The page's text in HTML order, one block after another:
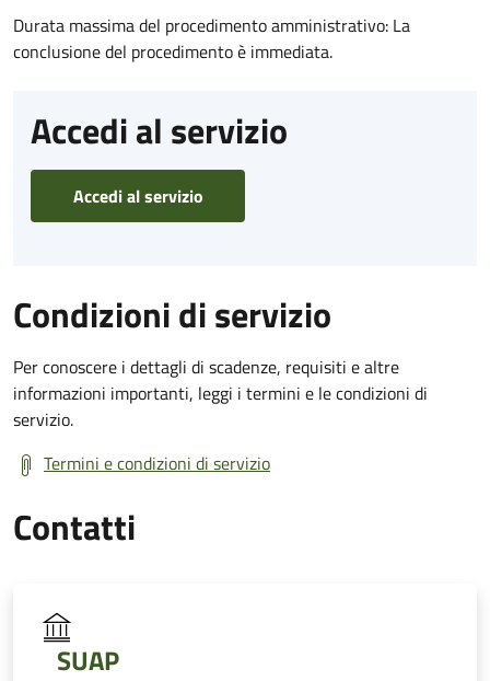
Durata massima del procedimento amministrativo: La
conclusione del procedimento è immediata.
Accedi al servizio
Accedi al servizio
Condizioni di servizio
Per conoscere i dettagli di scadenze, requisiti e altre
informazioni importanti, leggi i termini e le condizioni di
servizio.
Termini e condizioni di servizio
Contatti
SUAP